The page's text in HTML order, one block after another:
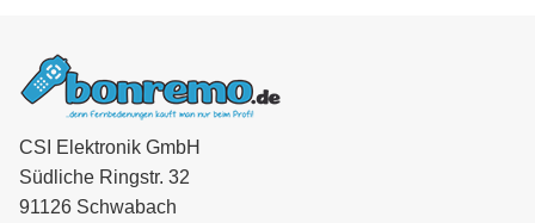
CSI Elektronik GmbH
Südliche Ringstr. 32
91126 Schwabach